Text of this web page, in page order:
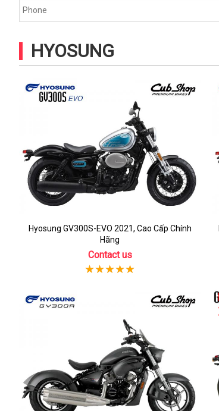
HYOSUNG
Hyosung GV300S-EVO 2021, Cao Cấp Chính
Hãng
Contact us